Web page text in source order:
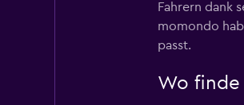
Fahrern dank
momondo
passt.
Wo finde